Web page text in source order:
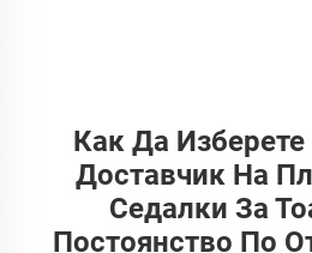
Как Да
Доставчик На
Седалки За
Постоянство По